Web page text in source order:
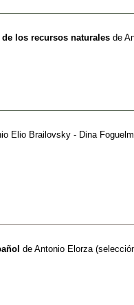
los recursos naturales de
Elio Brailovsky - Dina
de Antonio Elorza